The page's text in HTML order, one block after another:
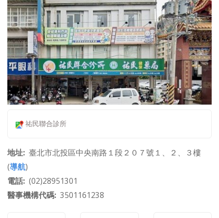
祐民聯合診所
地址 臺北市北投區中央南路１段２０７號１、２、３樓
(導航)
電話 (02)28951301
醫事機構代碼 3501161238